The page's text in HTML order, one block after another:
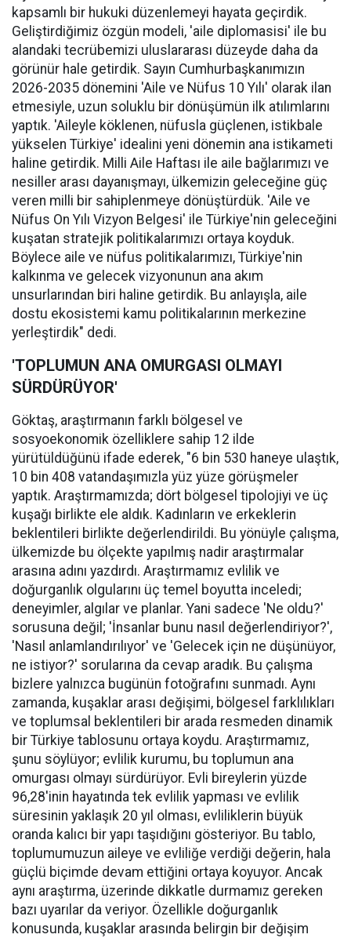
kapsamlı bir hukuki düzenlemeyi hayata geçirdik.
Geliştirdiğimiz özgün modeli, 'aile diplomasisi' ile bu
alandaki tecrübemizi uluslararası düzeyde daha da
görünür hale getirdik. Sayın Cumhurbaşkanımızın
2026-2035 dönemini 'Aile ve Nüfus 10 Yılı' olarak ilan
etmesiyle, uzun soluklu bir dönüşümün ilk atılımlarını
yaptık. 'Aileyle köklenen, nüfusla güçlenen, istikbale
yükselen Türkiye' idealini yeni dönemin ana istikameti
haline getirdik. Milli Aile Haftası ile aile bağlarımızı ve
nesiller arası dayanışmayı, ülkemizin geleceğine güç
veren milli bir sahiplenmeye dönüştürdük. 'Aile ve
Nüfus On Yılı Vizyon Belgesi' ile Türkiye'nin geleceğini
kuşatan stratejik politikalarımızı ortaya koyduk.
Böylece aile ve nüfus politikalarımızı, Türkiye'nin
kalkınma ve gelecek vizyonunun ana akım
unsurlarından biri haline getirdik. Bu anlayışla, aile
dostu ekosistemi kamu politikalarının merkezine
yerleştirdik" dedi.
'TOPLUMUN ANA OMURGASI OLMAYI
SÜRDÜRÜYOR'
Göktaş, araştırmanın farklı bölgesel ve
sosyoekonomik özelliklere sahip 12 ilde
yürütüldüğünü ifade ederek, "6 bin 530 haneye ulaştık,
10 bin 408 vatandaşımızla yüz yüze görüşmeler
yaptık. Araştırmamızda; dört bölgesel tipolojiyi ve üç
kuşağı birlikte ele aldık. Kadınların ve erkeklerin
beklentileri birlikte değerlendirildi. Bu yönüyle çalışma,
ülkemizde bu ölçekte yapılmış nadir araştırmalar
arasına adını yazdırdı. Araştırmamız evlilik ve
doğurganlık olgularını üç temel boyutta inceledi;
deneyimler, algılar ve planlar. Yani sadece 'Ne oldu?'
sorusuna değil; 'İnsanlar bunu nasıl değerlendiriyor?',
'Nasıl anlamlandırılıyor' ve 'Gelecek için ne düşünüyor,
ne istiyor?' sorularına da cevap aradık. Bu çalışma
bizlere yalnızca bugünün fotoğrafını sunmadı. Aynı
zamanda, kuşaklar arası değişimi, bölgesel farklılıkları
ve toplumsal beklentileri bir arada resmeden dinamik
bir Türkiye tablosunu ortaya koydu. Araştırmamız,
şunu söylüyor; evlilik kurumu, bu toplumun ana
omurgası olmayı sürdürüyor. Evli bireylerin yüzde
96,28'inin hayatında tek evlilik yapması ve evlilik
süresinin yaklaşık 20 yıl olması, evliliklerin büyük
oranda kalıcı bir yapı taşıdığını gösteriyor. Bu tablo,
toplumumuzun aileye ve evliliğe verdiği değerin, hala
güçlü biçimde devam ettiğini ortaya koyuyor. Ancak
aynı araştırma, üzerinde dikkatle durmamız gereken
bazı uyarılar da veriyor. Özellikle doğurganlık
konusunda, kuşaklar arasında belirgin bir değişim